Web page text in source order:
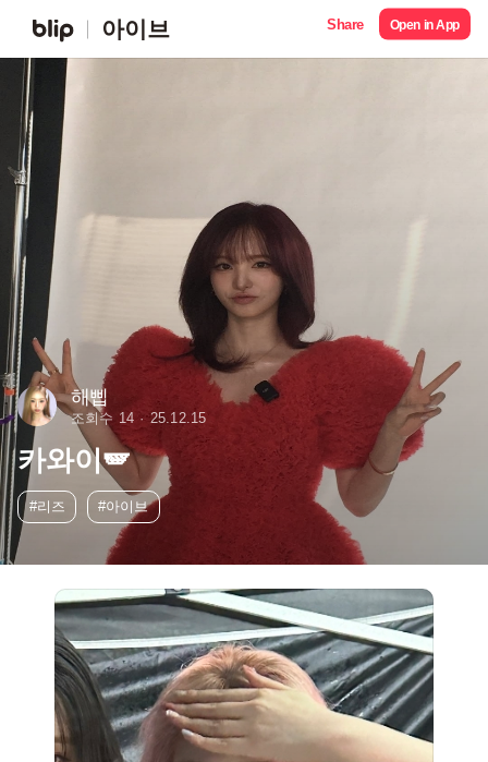
아이브 Share Open in App
해삡
조회수 14 25.12.15
카와이🪽
#리즈 #아이브